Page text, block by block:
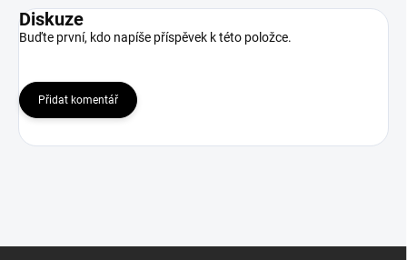
Diskuze
Buďte první, kdo napíše příspěvek k této položce.
Přidat komentář